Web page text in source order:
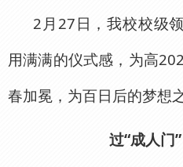
2月27日，我校校级
用满满的仪式感，为高
春加冕，为百日后的梦想
过“成人门